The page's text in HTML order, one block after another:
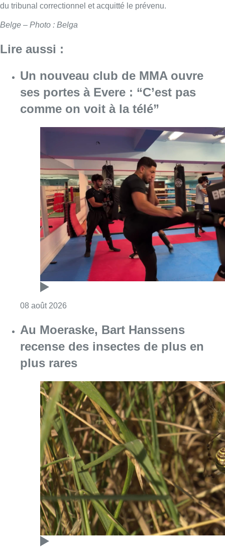
du tribunal correctionnel et acquitté le prévenu.
Belge – Photo : Belga
Lire aussi :
Un nouveau club de MMA ouvre
ses portes à Evere : “C’est pas
comme on voit à la télé”
08 août 2026
Au Moeraske, Bart Hanssens
recense des insectes de plus en
plus rares